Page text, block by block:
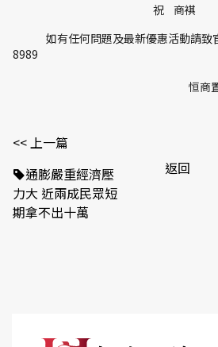
祝 商褀
如有任何問題及最新優惠活動請致
8989
恒商置地有限
<< 上一篇
通膨嚴重經濟壓
力大 近兩成民眾短
期拿不出十萬
返回